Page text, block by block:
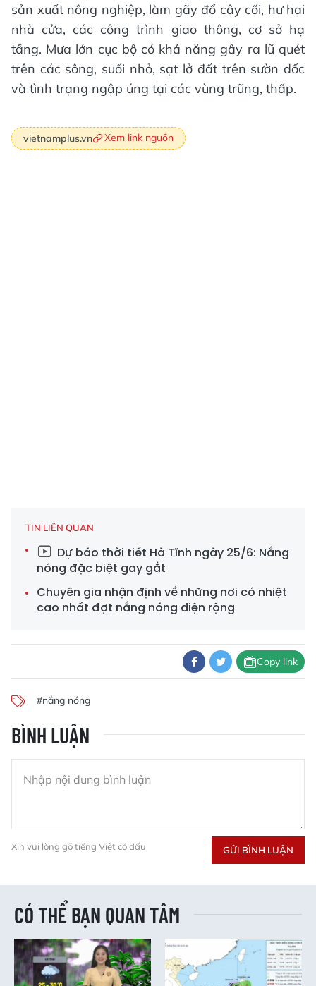
sản xuất nông nghiệp, làm gãy đổ cây cối, hư hại
nhà cửa, các công trình giao thông, cơ sở hạ
tầng. Mưa lớn cục bộ có khả năng gây ra lũ quét
trên các sông, suối nhỏ, sạt lở đất trên sườn dốc
và tình trạng ngập úng tại các vùng trũng, thấp.
vietnamplus.vn Xem link nguồn
TIN LIÊN QUAN
Dự báo thời tiết Hà Tĩnh ngày 25/6: Nắng
nóng đặc biệt gay gắt
Chuyên gia nhận định về những nơi có nhiệt
cao nhất đợt nắng nóng diện rộng
Copy link
#nắng nóng
BÌNH LUẬN
Xin vui lòng gõ tiếng Việt có dấu GỬI BÌNH LUẬN
CÓ THỂ BẠN QUAN TÂM